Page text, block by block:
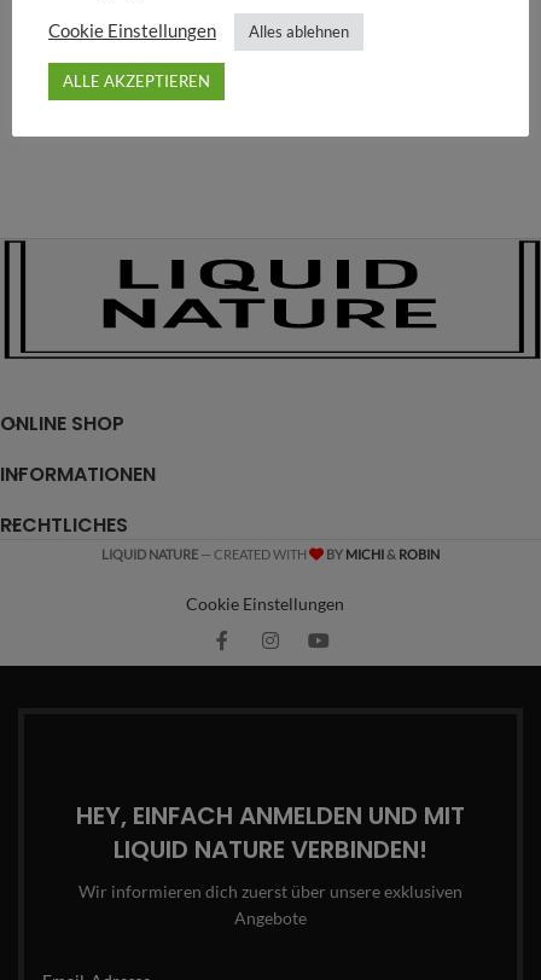
ONLINE SHOP
INFORMATIONEN
RECHTLICHES
LIQUID NATURE — CREATED WITH BY MICHI& ROBIN
Cookie Einstellungen
HEY, EINFACH ANMELDEN UND MIT
LIQUID NATURE VERBINDEN!
Wir informieren dich zuerst über unsere exklusiven
Angebote
Cookie Einstellungen Alles ablehnen
ALLE AKZEPTIEREN